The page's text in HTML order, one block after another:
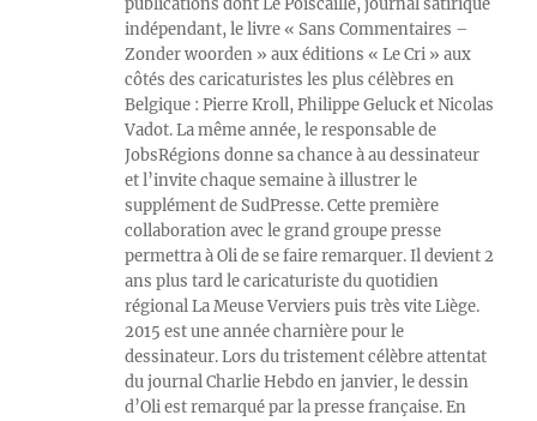
publications dont Le Poiscaille, journal satirique
indépendant, le livre « Sans Commentaires –
Zonder woorden » aux éditions « Le Cri » aux
côtés des caricaturistes les plus célèbres en
Belgique : Pierre Kroll, Philippe Geluck et Nicolas
Vadot. La même année, le responsable de
JobsRégions donne sa chance à au dessinateur
et l’invite chaque semaine à illustrer le
supplément de SudPresse. Cette première
collaboration avec le grand groupe presse
permettra à Oli de se faire remarquer. Il devient 2
ans plus tard le caricaturiste du quotidien
régional La Meuse Verviers puis très vite Liège.
2015 est une année charnière pour le
dessinateur. Lors du tristement célèbre attentat
du journal Charlie Hebdo en janvier, le dessin
d’Oli est remarqué par la presse française. En